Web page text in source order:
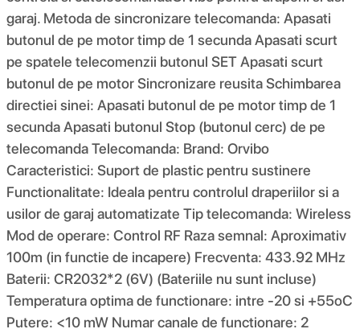
garaj. Metoda de sincronizare telecomanda: Apasati
butonul de pe motor timp de 1 secunda Apasati scurt
pe spatele telecomenzii butonul SET Apasati scurt
butonul de pe motor Sincronizare reusita Schimbarea
directiei sinei: Apasati butonul de pe motor timp de 1
secunda Apasati butonul Stop (butonul cerc) de pe
telecomanda Telecomanda: Brand: Orvibo
Caracteristici: Suport de plastic pentru sustinere
Functionalitate: Ideala pentru controlul draperiilor si a
usilor de garaj automatizate Tip telecomanda: Wireless
Mod de operare: Control RF Raza semnal: Aproximativ
100m (in functie de incapere) Frecventa: 433.92 MHz
Baterii: CR2032*2 (6V) (Bateriile nu sunt incluse)
Temperatura optima de functionare: intre -20 si +55oC
Putere: <10 mW Numar canale de functionare: 2